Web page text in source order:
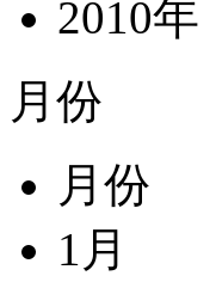
2010年
月份
月份
1月